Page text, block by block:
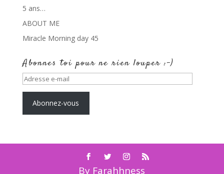
5 ans…
ABOUT ME
Miracle Morning day 45
Abonnes toi pour ne rien louper :-)
Adresse
e-
mailAbonnez-vous
By Farahhness